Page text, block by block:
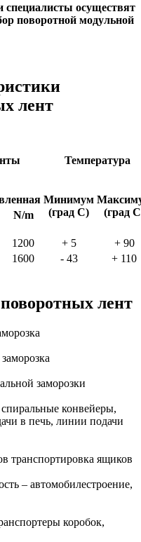
специалисты осуществят
поворотной модульной
лент
Температура
Минимум
(град С)
(град
N/m
1200 + 5
+ 90
1600 - 43 + 110
лент
заморозки
конвейеры,
в печь, линии подачи
транспортировка ящиков
– автомобилестроение,
коробок,